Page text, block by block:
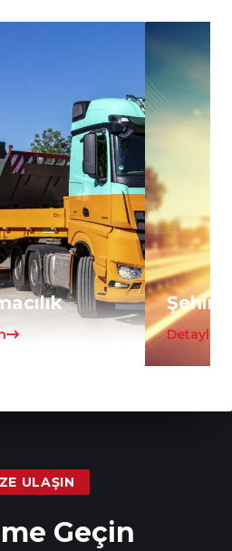
Detaylar
ULAŞIN
Geçin